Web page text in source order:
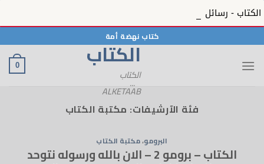
للمحتوى
كتاب نهضة أمة
الكتاب
الكتاب
...
ALKETAAB
0
فئة الآرشيفات: مكتبة الكتاب
البرومو،مكتبة الكتاب
الكتاب – برومو 2 – الان بالله ورسوله نتوحد